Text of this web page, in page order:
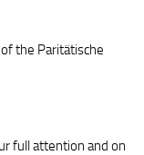
the Paritätische
full attention and on